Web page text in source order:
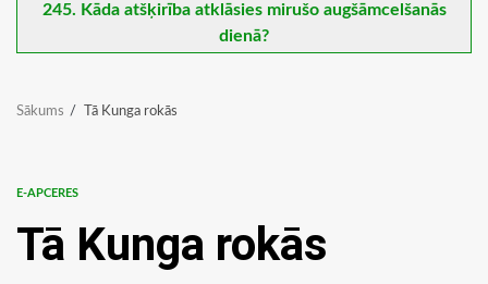
245. Kāda atšķirība atklāsies mirušo augšāmcelšanās
dienā?
Sākums Tā Kunga rokās
E-APCERES
Tā Kunga rokās